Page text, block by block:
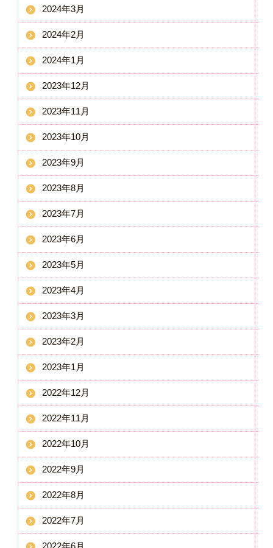
2024年3月
2024年2月
2024年1月
2023年12月
2023年11月
2023年10月
2023年9月
2023年8月
2023年7月
2023年6月
2023年5月
2023年4月
2023年3月
2023年2月
2023年1月
2022年12月
2022年11月
2022年10月
2022年9月
2022年8月
2022年7月
2022年6月